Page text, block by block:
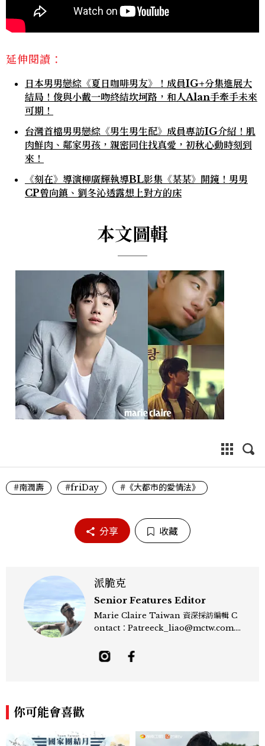
延伸閱讀：
日本男男戀綜《夏日咖啡男友》！成員IG+分集進展大
結局！俊與小戴一吻終結坎坷路，和人Alan手牽手未來
可期！
台灣首檔男男戀綜《男生男生配》成員專訪IG介紹！肌
肉鮮肉、鄰家男孩，親密同住找真愛，初秋心動時刻到
來！
《刻在》導演柳廣輝執導BL影集《某某》開鏡！男男
CP曾向鎮、劉冬沁透露想上對方的床
本文圖輯
#南潤壽 #friDay #《大都市的愛情法》
分享 收藏
派脆克
Senior Features Editor
Marie Claire Taiwan 資深採訪編輯 C
ontact：Patreeck_liao@mctw.com.t
敏銳的觀察力與敘事能力，撰寫出兼具深度
與美感的專題內容，長期關注亞洲娛樂、人
力的跨平台敘事語言。認為好的內容不僅是
你可能會喜歡